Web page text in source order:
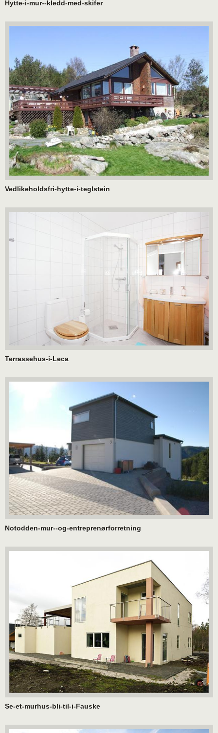
Hytte-i-mur--kledd-med-skifer
Vedlikeholdsfri-hytte-i-teglstein
Terrassehus-i-Leca
Notodden-mur--og-entreprenørforretning
Se-et-murhus-bli-til-i-Fauske